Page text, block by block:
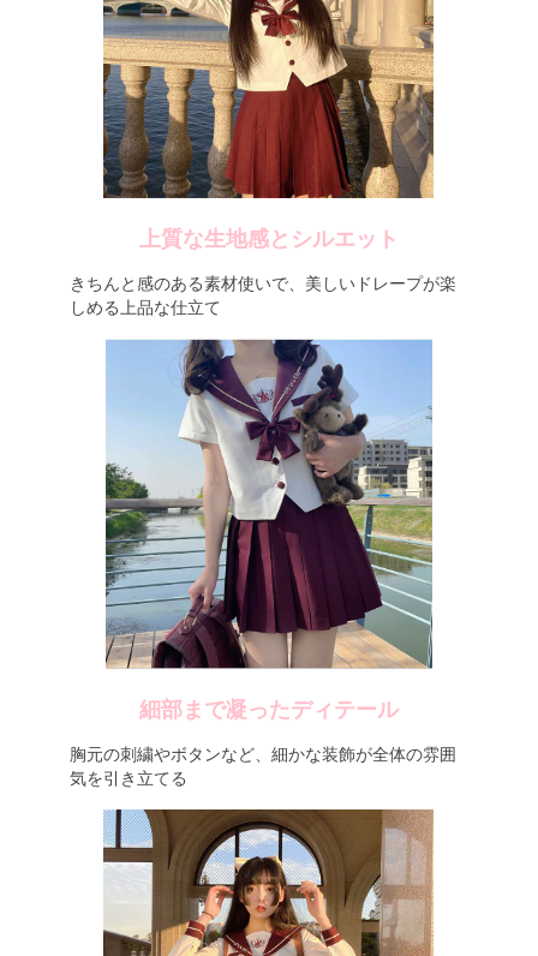
上質な生地感とシルエット
きちんと感のある素材使いで、美しいドレープが楽
しめる上品な仕立て
細部まで凝ったディテール
胸元の刺繍やボタンなど、細かな装飾が全体の雰囲
気を引き立てる